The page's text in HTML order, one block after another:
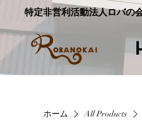
特定非営利活動法人ロバの
ホーム All Products